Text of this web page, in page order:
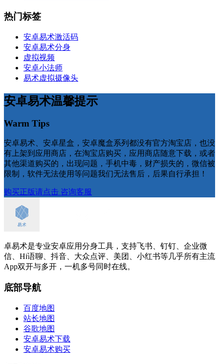
热门标签
安卓易术激活码
安卓易术分身
虚拟视频
安卓小法师
易术虚拟摄像头
安卓易术温馨提示
Warm Tips
安卓易术、安卓星盒，安卓魔盒系列都没有官方淘宝店，也没
有上架到应用商店，在淘宝店购买，应用商店随意下载，或者
其他渠道购买的，出现问题，手机中毒，财产损失的，微信被
限制，软件无法使用等问题我们无法售后，后果自行承担！
购买正版请点击 咨询客服
卓易术是专业安卓应用分身工具，支持飞书、钉钉、企业微
信、Hi语聊、抖音、大众点评、美团、小红书等几乎所有主流
App双开与多开，一机多号同时在线。
底部导航
百度地图
站长地图
谷歌地图
安卓易术下载
安卓易术购买